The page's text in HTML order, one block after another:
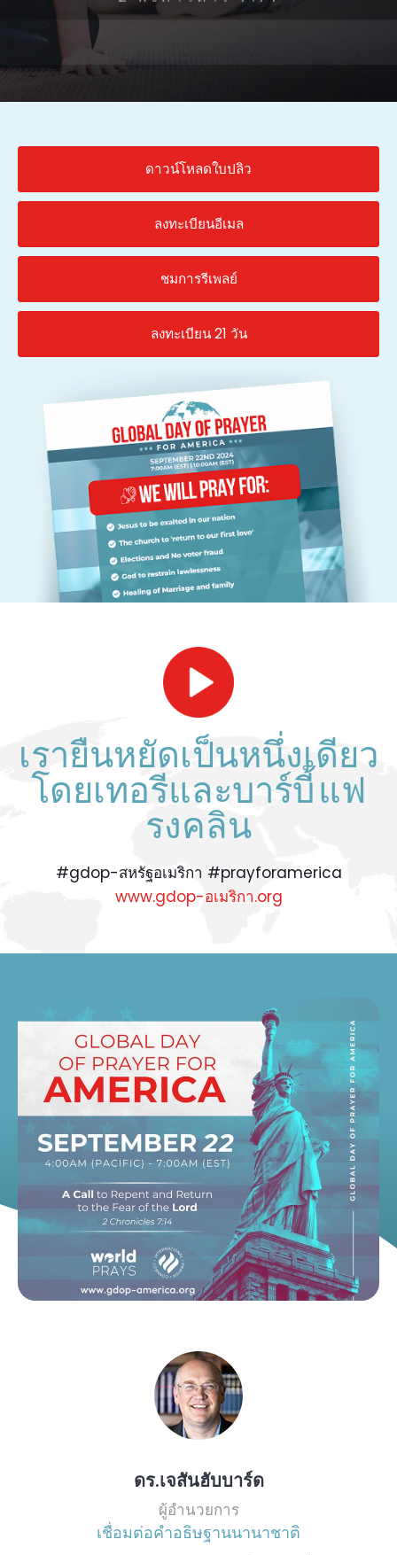
ดาวน์โหลดใบปลิว
ลงทะเบียนอีเมล
ชมการรีเพลย์
ลงทะเบียน 21 วัน
เรายืนหยัดเป็นหนึ่งเดียว
โดยเทอรีและบาร์บี้ แฟ
รงคลิน
#gdop-สหรัฐอเมริกา #prayforamerica
www.gdop-อเมริกา.org
ดร.เจสันฮับบาร์ด
ผู้อำนวยการ
เชื่อมต่อคำอธิษฐานนานาชาติ